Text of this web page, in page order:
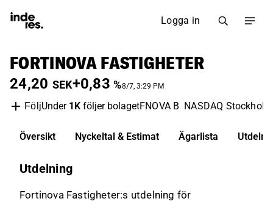
Logga in
FORTINOVA FASTIGHETER
24,20 SEK+0,83 %8/7, 3:29 PM
FöljUnder 1K följer bolagetFNOVA B NASDAQ Stockholm
Översikt Nyckeltal & Estimat Ägarlista
Utdelning
Fortinova Fastigheter:s utdelning för